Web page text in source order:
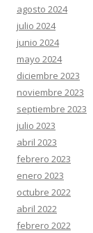
agosto 2024
julio 2024
junio 2024
mayo 2024
diciembre 2023
noviembre 2023
septiembre 2023
julio 2023
abril 2023
febrero 2023
enero 2023
octubre 2022
abril 2022
febrero 2022